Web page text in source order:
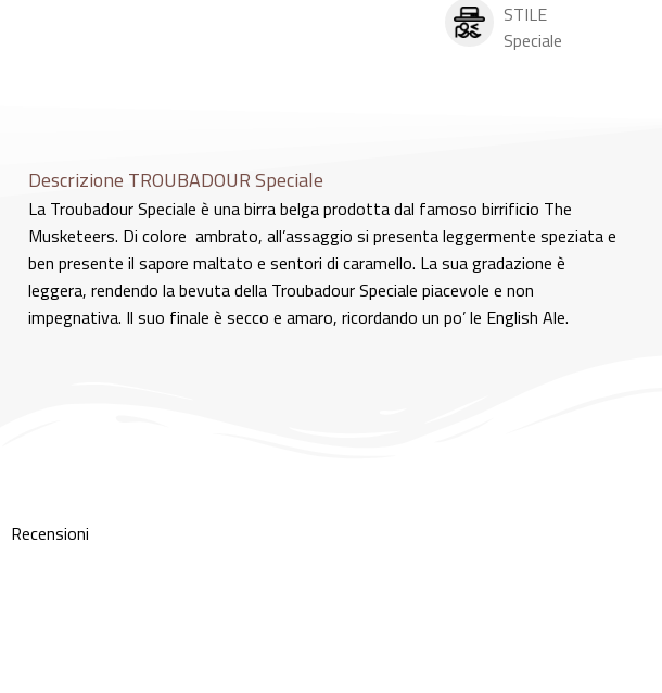
STILE
Speciale
Descrizione TROUBADOUR Speciale
La Troubadour Speciale è una birra belga prodotta dal famoso birrificio The
Musketeers. Di colore ambrato, all’assaggio si presenta leggermente speziata e
ben presente il sapore maltato e sentori di caramello. La sua gradazione è
leggera, rendendo la bevuta della Troubadour Speciale piacevole e non
impegnativa. Il suo finale è secco e amaro, ricordando un po’ le English Ale.
Recensioni